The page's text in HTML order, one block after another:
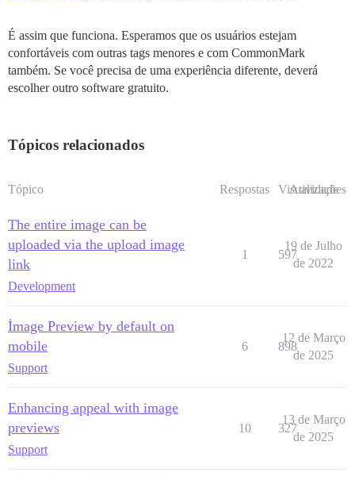
É assim que funciona. Esperamos que os usuários estejam
confortáveis com outras tags menores e com CommonMark
também. Se você precisa de uma experiência diferente, deverá
escolher outro software gratuito.
Tópicos relacionados
Tópico Respostas Visualizações
Atividade
The entire image can be
uploaded via the upload image
link
Development
1 597
19 de Julho
de 2022
İmage Preview by default on
mobile
Support
6 898
12 de Março
de 2025
Enhancing appeal with image
previews
Support
10 327
13 de Março
de 2025